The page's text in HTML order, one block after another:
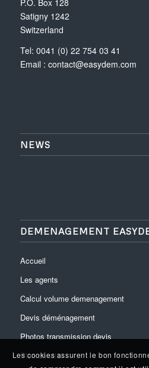
Satigny 1242
Switzerland
Tel: 0041 (0) 22 754 03 41
Email : contact@easydem.com
NEWS
DEMENAGEMENT
Accueil
Les agents
Calcul volume demenagement
Devis déménagement
Photos transmission devis
Plan du site
Les cookies assurent le bon